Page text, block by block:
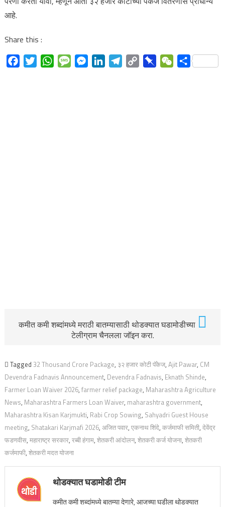
आहे.
Share this :
FacebookTwitterWhatsAppMessageMessengerLinkedInTelegram
Copy
PinboardWeChatShare
कमीत कमी शब्दांमध्ये मराठी बातम्यासाठी थोडक्यात घडामोडीच्या
टेलीग्राम चैनलला जॉइन करा.
Tagged 32 Thousand Crore Package, ३२ हजार कोटी पॅकेज, Ajit Pawar, CM
Devendra Fadnavis Announcement, Devendra Fadnavis, Eknath Shinde,
Farmer Loan Waiver 2026, farmer relief package, Maharashtra Agriculture
News, Maharashtra Farmers Loan Waiver, maharashtra government,
Maharashtra Kisan Karjmukti, Rabi Crop Sowing, Sahyadri Guest House
meeting, Shatakari Karjmafi 2026, अजित पवार, एकनाथ शिंदे, कर्जमाफी समिती, देवेंद्र
फडणवीस, महाराष्ट्र सरकार, रब्बी हंगाम, शेतकरी आंदोलन, शेतकरी कर्ज योजना, शेतकरी
कर्जमाफी, शेतकरी मदत योजना
थोडक्यात घडामोडी टीम
कमीत कमी शब्दांमध्ये बातम्या देणारे, आजच्या घडीला थोडक्यात